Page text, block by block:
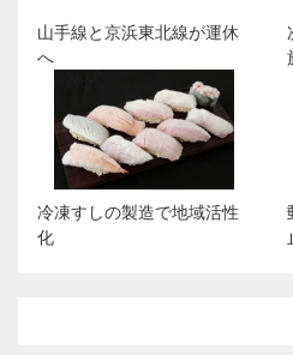
山手線と京浜東北線が運休
へ
冷凍すしの製造で地域活性
化